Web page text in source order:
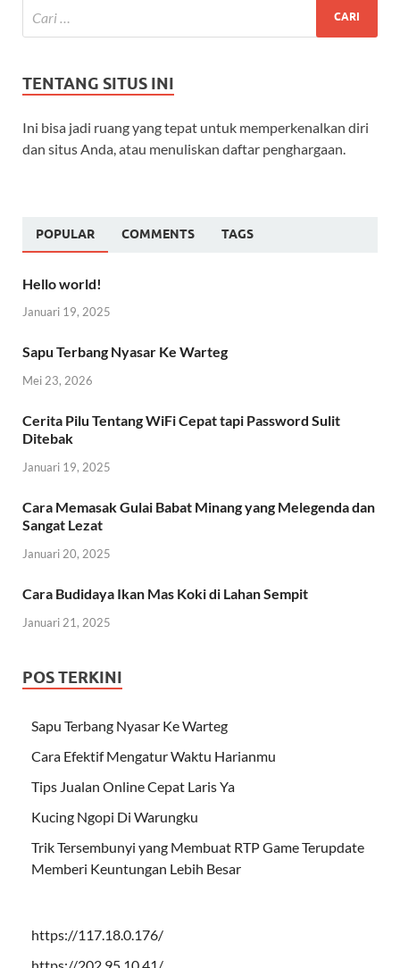
TENTANG SITUS INI
Ini bisa jadi ruang yang tepat untuk memperkenalkan diri
dan situs Anda, atau menuliskan daftar penghargaan.
POPULAR COMMENTS TAGS
Hello world!
Januari 19, 2025
Sapu Terbang Nyasar Ke Warteg
Mei 23, 2026
Cerita Pilu Tentang WiFi Cepat tapi Password Sulit
Ditebak
Januari 19, 2025
Cara Memasak Gulai Babat Minang yang Melegenda dan
Sangat Lezat
Januari 20, 2025
Cara Budidaya Ikan Mas Koki di Lahan Sempit
Januari 21, 2025
POS TERKINI
Sapu Terbang Nyasar Ke Warteg
Cara Efektif Mengatur Waktu Harianmu
Tips Jualan Online Cepat Laris Ya
Kucing Ngopi Di Warungku
Trik Tersembunyi yang Membuat RTP Game Terupdate
Memberi Keuntungan Lebih Besar
https://117.18.0.176/
https://202.95.10.41/